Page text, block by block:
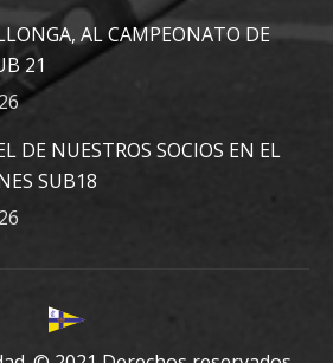
AL CAMPEONATO DE
21
DE NUESTROS SOCIOS EN EL
SUB18